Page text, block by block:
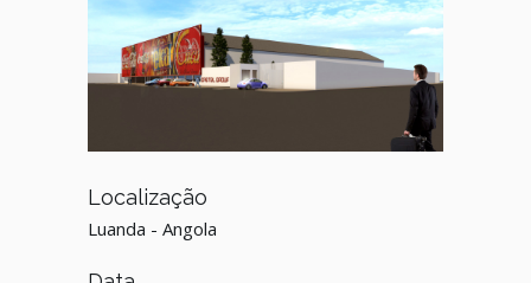
Localização
Luanda - Angola